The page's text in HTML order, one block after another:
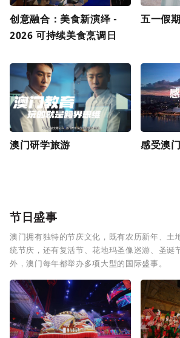
创意融合：美食新演绎 -
2026 可持续美食烹调日
五一假
澳门研学旅游 感受澳门
节日盛事
澳门拥有独特的节庆文化，既有农历新年、土
统节庆，还有复活节、花地玛圣像巡游、圣诞
外，澳门每年都举办多项大型的国际盛事。